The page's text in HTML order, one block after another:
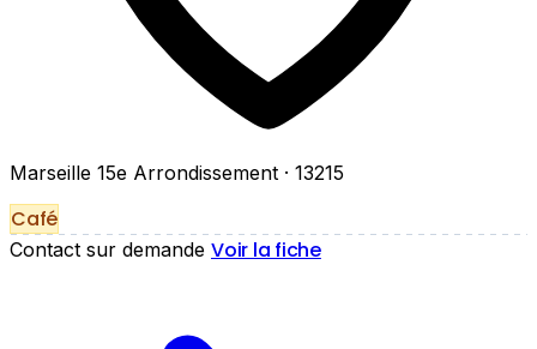
Marseille 15e Arrondissement · 13215
Café
Contact sur demande Voir la fiche